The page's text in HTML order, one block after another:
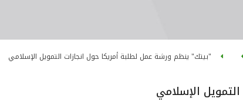
"بيتك" ينظم ورشة عمل لطلبة أمريكا حول انجازات التمويل الإسلامي
الإسلامي